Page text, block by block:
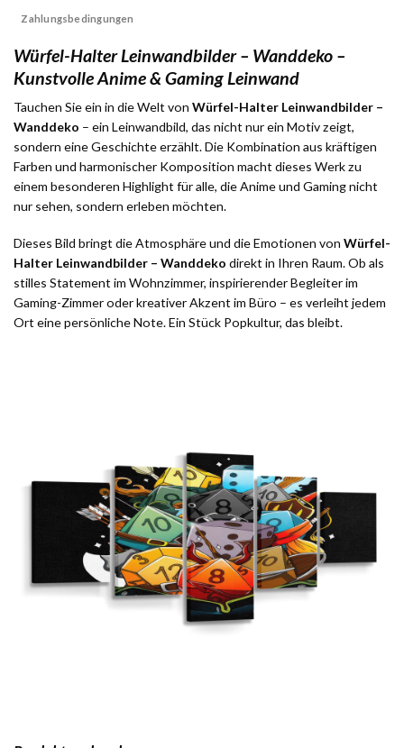
Zahlungsbedingungen
Würfel-Halter Leinwandbilder – Wanddeko –
Kunstvolle Anime & Gaming Leinwand
Tauchen Sie ein in die Welt von Würfel-Halter Leinwandbilder –
Wanddeko – ein Leinwandbild, das nicht nur ein Motiv zeigt,
sondern eine Geschichte erzählt. Die Kombination aus kräftigen
Farben und harmonischer Komposition macht dieses Werk zu
einem besonderen Highlight für alle, die Anime und Gaming nicht
nur sehen, sondern erleben möchten.
Dieses Bild bringt die Atmosphäre und die Emotionen von Würfel-
Halter Leinwandbilder – Wanddeko direkt in Ihren Raum. Ob als
stilles Statement im Wohnzimmer, inspirierender Begleiter im
Gaming-Zimmer oder kreativer Akzent im Büro – es verleiht jedem
Ort eine persönliche Note. Ein Stück Popkultur, das bleibt.